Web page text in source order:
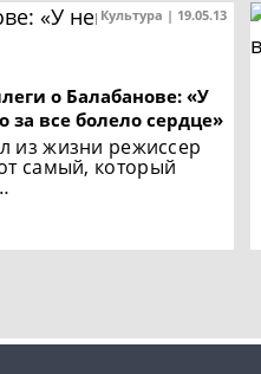
Культура | 19.05.13
о Балабанове: «У
за все болело сердце»
из жизни режиссер
самый, который